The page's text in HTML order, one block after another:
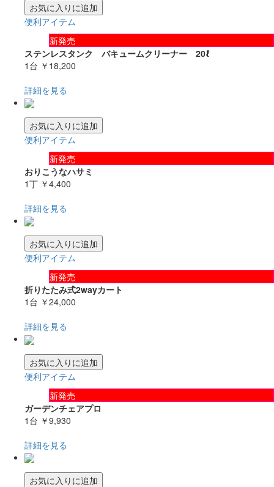
お気に入りに追加
便利アイテム
新発売
ステンレスタンク バキュームクリーナー 20ℓ
1台 ￥18,200
詳細を見る
お気に入りに追加
便利アイテム
新発売
おりこうなハサミ
1丁 ￥4,400
詳細を見る
お気に入りに追加
便利アイテム
新発売
折りたたみ式2wayカート
1台 ￥24,000
詳細を見る
お気に入りに追加
便利アイテム
新発売
ガーデンチェアプロ
1台 ￥9,930
詳細を見る
お気に入りに追加